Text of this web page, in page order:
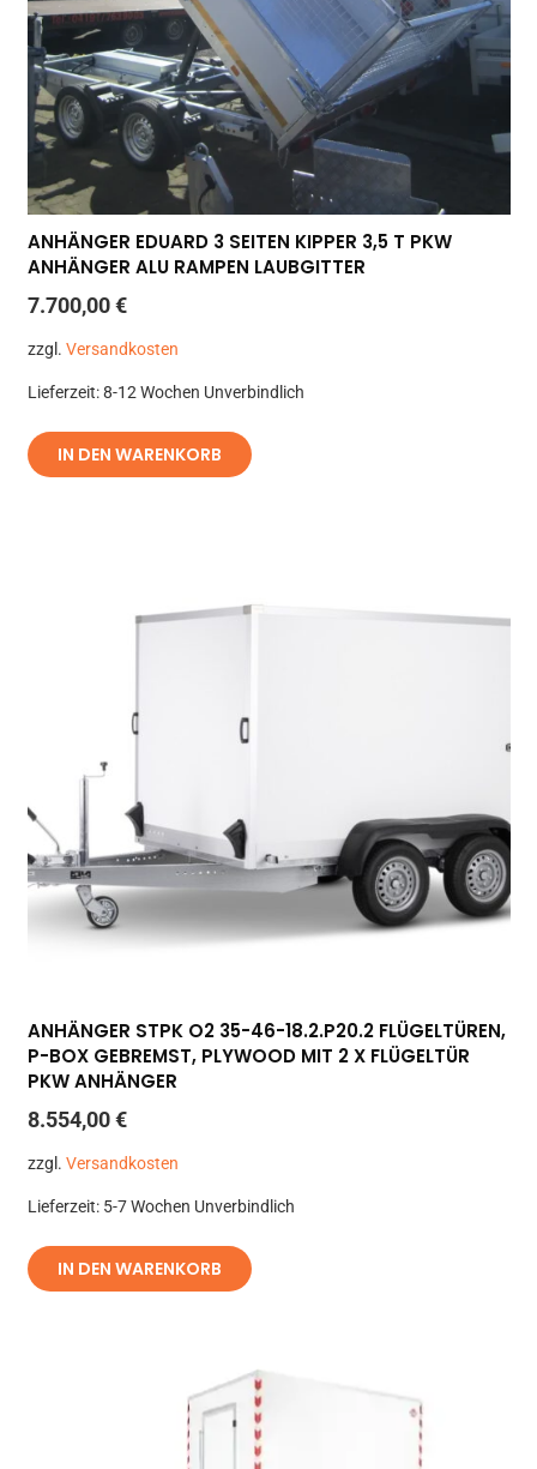
ANHÄNGER EDUARD 3 SEITEN KIPPER 3,5 T PKW
ANHÄNGER ALU RAMPEN LAUBGITTER
7.700,00€
zzgl. Versandkosten
Lieferzeit:8-12 Wochen Unverbindlich
IN DEN WARENKORB
ANHÄNGER STPK O2 35-46-18.2.P20.2 FLÜGELTÜREN,
P-BOX GEBREMST, PLYWOOD MIT 2 X FLÜGELTÜR
PKW ANHÄNGER
8.554,00€
zzgl. Versandkosten
Lieferzeit: 5-7 Wochen Unverbindlich
IN DEN WARENKORB